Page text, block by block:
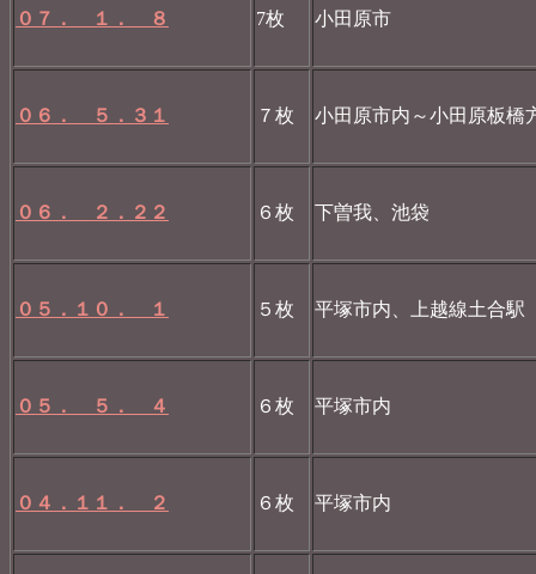
０７． １． ８ 7枚 小田原市
０６． ５．３１ ７枚 小田原市内～小田原板橋
０６． ２．２２ ６枚 下曽我、池袋
０５．１０． １ ５枚 平塚市内、上越線土合駅
０５． ５． ４ ６枚 平塚市内
０４．１１． ２ ６枚 平塚市内